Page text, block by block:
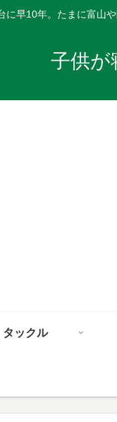
に早10年。たまに富山
子供が
タックル